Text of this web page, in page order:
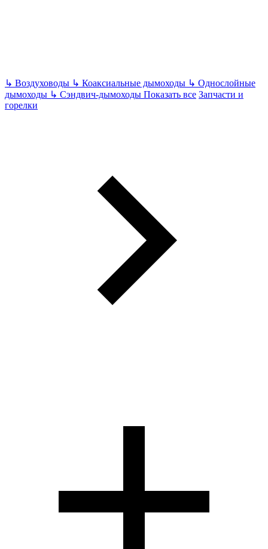
↳ Воздуховоды ↳ Коаксиальные дымоходы ↳ Однослойные
дымоходы ↳ Сэндвич-дымоходы Показать все Запчасти и
горелки